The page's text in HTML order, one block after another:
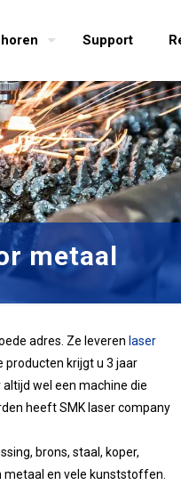
Support
metaal
adres. Ze leveren laser
producten krijgt u 3 jaar
wel een machine die
heeft SMK laser company
brons, staal, koper,
en vele kunststoffen.